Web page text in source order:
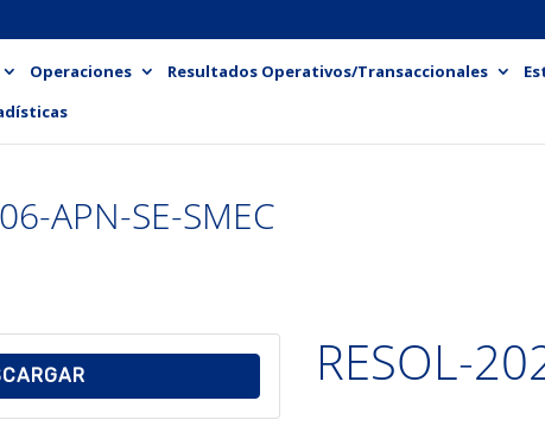
Operaciones Resultados Operativos/Transaccionales
APN-SE-SMEC
RESOL-